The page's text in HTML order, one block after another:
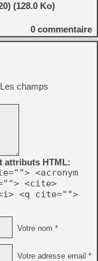
(128.0 Ko)
0 commentaire
Les champs
attributs HTML:
<acronym
<cite>
<i> <q cite="">
Votre nom *
Votre adresse email *